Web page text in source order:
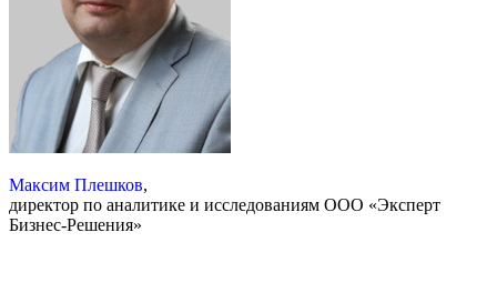
Максим Плешков,
директор по аналитике и исследованиям ООО «Эксперт
Бизнес-Решения»